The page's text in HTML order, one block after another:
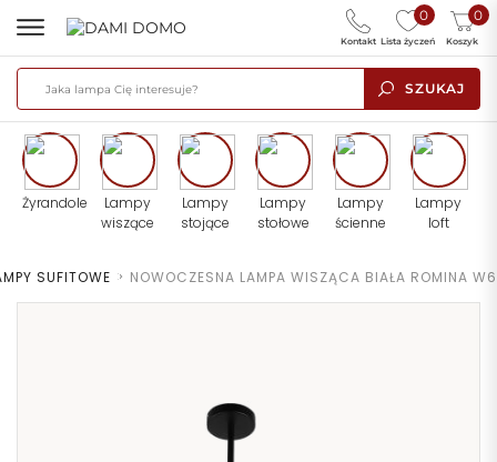
SZUKAJ
0
Lista życzeń
0
Koszyk
Kontakt
Żyrandole
Lampy
wiszące
Lampy
stojące
Lampy
stołowe
Lampy
ścienne
Lampy
loft
SUFITOWE > NOWOCZESNA LAMPA WISZĄCA BIAŁA ROMINA W6